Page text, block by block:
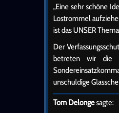
„Eine sehr schöne
Lostrommel
ist das UNSER
Der
betreten wir die
unschuldige
Tom Delongesagte: